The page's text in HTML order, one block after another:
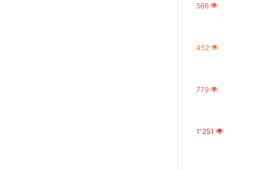
566
452
779
1٬251